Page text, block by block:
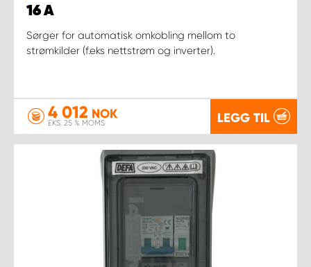
16 A
Sørger for automatisk omkobling mellom to
strømkilder (f.eks nettstrøm og inverter).
4 012 NOK
EKS. 25 % MOMS LEGG TIL